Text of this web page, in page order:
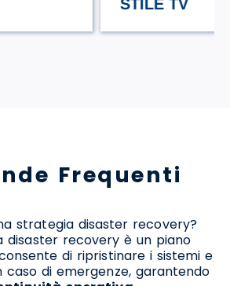
Frequenti
strategia disaster recovery?
disaster recovery è un piano
di ripristinare i sistemi e
caso di emergenze, garantendo